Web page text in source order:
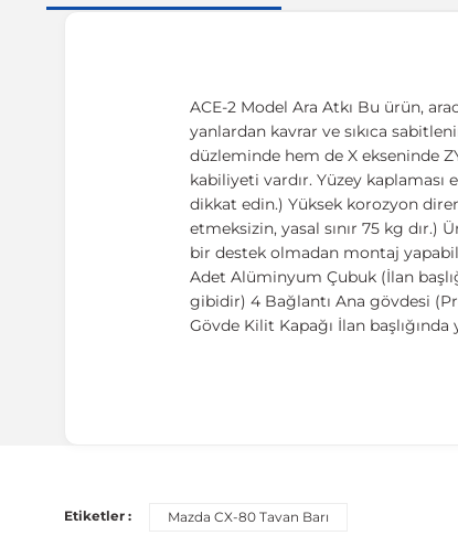
ACE-2 Model Ara Atkı Bu ürün,
yanlardan kavrar ve sıkıca
düzleminde hem de X ekseninde
kabiliyeti vardır. Yüzey kaplaması
dikkat edin.) Yüksek korozyon
etmeksizin, yasal sınır 75 kg
bir destek olmadan montaj
Adet Alüminyum Çubuk (İlan
gibidir) 4 Bağlantı Ana gövdesi
Gövde Kilit Kapağı İlan
Etiketler : Mazda CX-80 Tavan Barı